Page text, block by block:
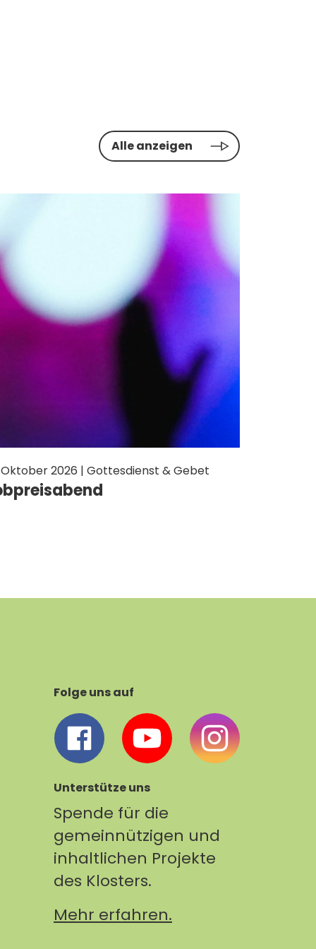
Alle anzeigen
Oktober 2026 | Gottesdienst & Gebet
Folge uns auf
Unterstütze uns
Spende für die
gemeinnützigen und
inhaltlichen Projekte
des Klosters.
Mehr erfahren.